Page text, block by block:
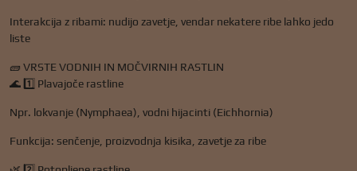
Interakcija z ribami: nudijo zavetje, vendar nekatere ribe lahko jedo
liste
🧱 VRSTE VODNIH IN MOČVIRNIH RASTLIN
🌊 1️⃣ Plavajoče rastline
Npr. lokvanje (Nymphaea), vodni hijacinti (Eichhornia)
Funkcija: senčenje, proizvodnja kisika, zavetje za ribe